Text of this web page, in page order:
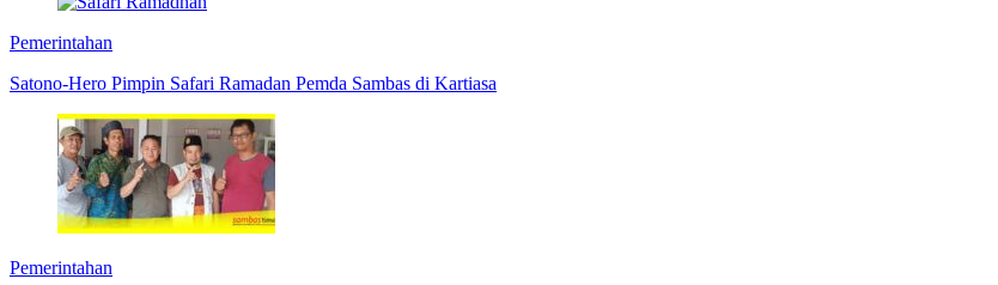
Pemerintahan
Satono-Hero Pimpin Safari Ramadan Pemda Sambas di Kartiasa
Pemerintahan